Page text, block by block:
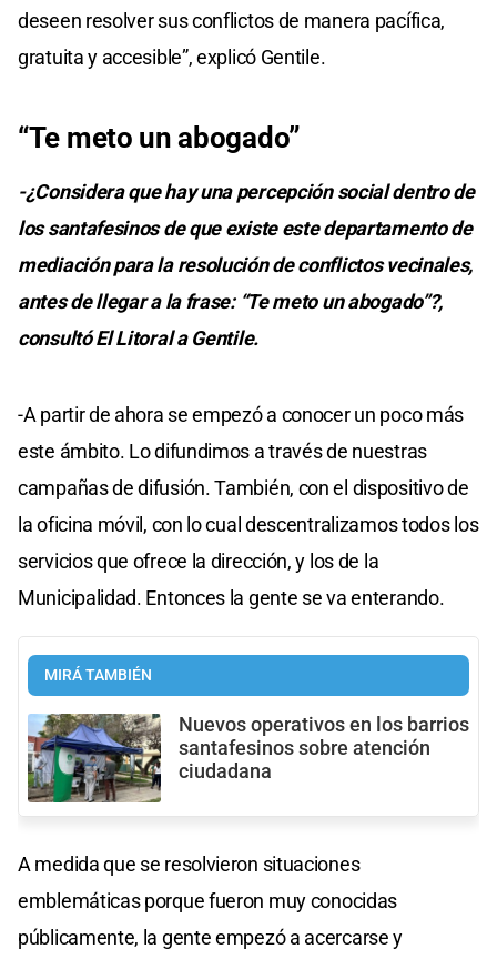
deseen resolver sus conflictos de manera pacífica,
gratuita y accesible”, explicó Gentile.
“Te meto un abogado”
-¿Considera que hay una percepción social dentro de
los santafesinos de que existe este departamento de
mediación para la resolución de conflictos vecinales,
antes de llegar a la frase: “Te meto un abogado”?,
consultó El Litoral a Gentile.
-A partir de ahora se empezó a conocer un poco más
este ámbito. Lo difundimos a través de nuestras
campañas de difusión. También, con el dispositivo de
la oficina móvil, con lo cual descentralizamos todos los
servicios que ofrece la dirección, y los de la
Municipalidad. Entonces la gente se va enterando.
MIRÁ TAMBIÉN
Nuevos operativos en los barrios
santafesinos sobre atención
ciudadana
A medida que se resolvieron situaciones
emblemáticas porque fueron muy conocidas
públicamente, la gente empezó a acercarse y